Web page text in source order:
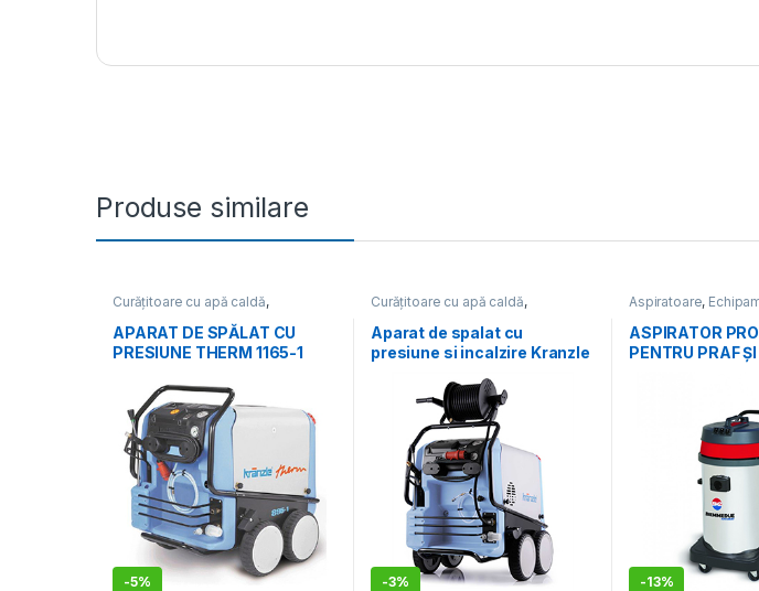
Produse similare
Curățitoare cu apă caldă,
Echipamente de curățat
APARAT DE SPĂLAT CU
PRESIUNE THERM 1165-1
K41353
-5%
Curățitoare cu apă caldă,
Echipamente de curățat
Aparat de spalat cu
presiune si incalzire Kranzle
-3%
Aspiratoare,
curățat
ASPIRATOR
PENTRU PRAF
-13%